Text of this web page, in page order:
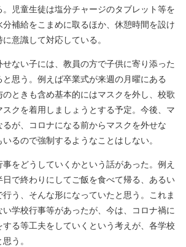
児童生徒は塩分チャージのタブレット等を
補給をこまめに取るほか、休憩時間を設け
意識して対応している。
ない子には、教員の方で子供に寄り添った
思う。例えば卒業式が来週の月曜にある
ときも含め基本的にはマスクを外し、校歌
クを着用しましょうとする予定。今後、マ
るが、コロナになる前からマスクを外せな
るので強制するようなことはしない。
をどうしていくかという話があった。例え
で終わりにしてご飯を食べて帰る、あるい
う、そんな形になっていたと思う。これま
学校行事等があったが、今は、コロナ禍に
る等工夫をしていくという考えが、各学校
う。